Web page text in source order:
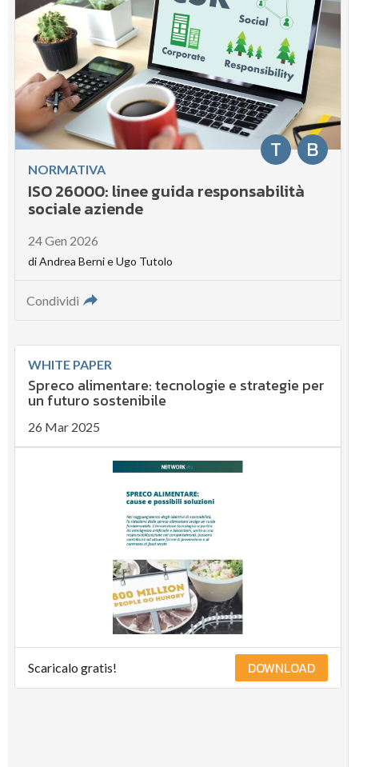
B
T
NORMATIVA
ISO 26000: linee guida responsabilità
sociale aziende
24 Gen 2026
diAndrea BernieUgo Tutolo
Condividi
WHITE PAPER
Spreco alimentare: tecnologie e strategie per
un futuro sostenibile
26 Mar 2025
Scaricalo gratis! DOWNLOAD